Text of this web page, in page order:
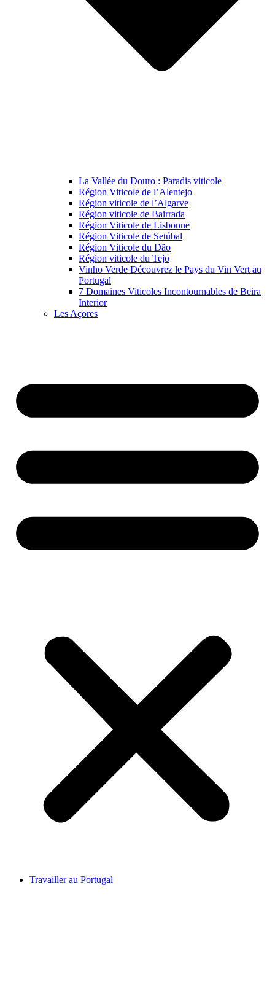
La Vallée du Douro : Paradis viticole
Région Viticole de l’Alentejo
Région viticole de l’Algarve
Région viticole de Bairrada
Région Viticole de Lisbonne
Région Viticole de Setúbal
Région Viticole du Dão
Région viticole du Tejo
Vinho Verde Découvrez le Pays du Vin Vert au
Portugal
7 Domaines Viticoles Incontournables de Beira
Interior
Les Açores
Travailler au Portugal